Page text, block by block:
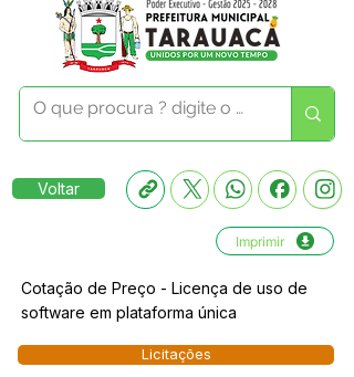
Voltar
Imprimir
Cotação de Preço - Licença de uso de
software em plataforma única
Licitações